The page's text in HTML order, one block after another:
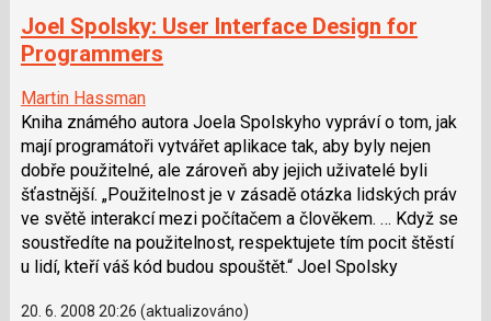
Joel Spolsky: User Interface Design for
Programmers
Martin Hassman
Kniha známého autora Joela Spolskyho vypráví o tom, jak
mají programátoři vytvářet aplikace tak, aby byly nejen
dobře použitelné, ale zároveň aby jejich uživatelé byli
šťastnější. „Použitelnost je v zásadě otázka lidských práv
ve světě interakcí mezi počítačem a člověkem. … Když se
soustředíte na použitelnost, respektujete tím pocit štěstí
u lidí, kteří váš kód budou spouštět.“ Joel Spolsky
20. 6. 2008 20:26 (aktualizováno)